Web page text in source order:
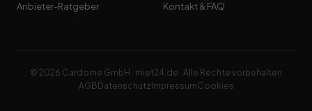
Anbieter-Ratgeber
Kontakt & FAQ
© 2026 Cardome GmbH · miet24.de · Alle Rechte vorbehalten
AGB Datenschutz ImpressumCookies